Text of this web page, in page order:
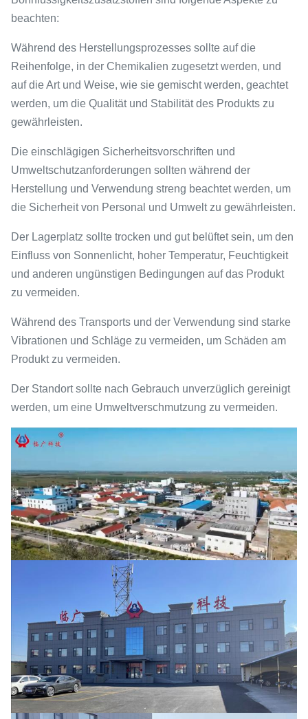
beachten:
Während des Herstellungsprozesses sollte auf die
Reihenfolge, in der Chemikalien zugesetzt werden, und
auf die Art und Weise, wie sie gemischt werden, geachtet
werden, um die Qualität und Stabilität des Produkts zu
gewährleisten.
Die einschlägigen Sicherheitsvorschriften und
Umweltschutzanforderungen sollten während der
Herstellung und Verwendung streng beachtet werden, um
die Sicherheit von Personal und Umwelt zu gewährleisten.
Der Lagerplatz sollte trocken und gut belüftet sein, um den
Einfluss von Sonnenlicht, hoher Temperatur, Feuchtigkeit
und anderen ungünstigen Bedingungen auf das Produkt
zu vermeiden.
Während des Transports und der Verwendung sind starke
Vibrationen und Schläge zu vermeiden, um Schäden am
Produkt zu vermeiden.
Der Standort sollte nach Gebrauch unverzüglich gereinigt
werden, um eine Umweltverschmutzung zu vermeiden.